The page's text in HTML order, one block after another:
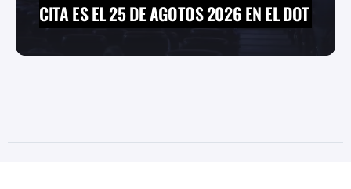
CITA ES EL 25 DE AGOTOS 2026 EN EL DOT